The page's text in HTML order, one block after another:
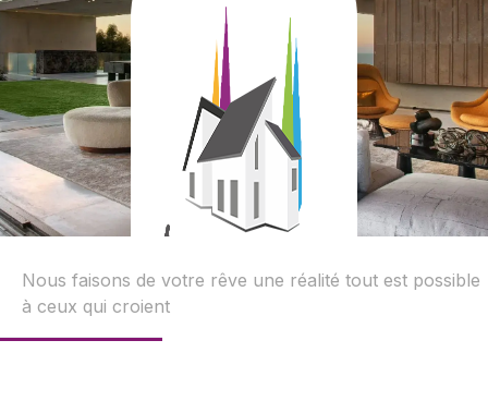
Nous faisons de votre rêve une réalité tout est possible
à ceux qui croient